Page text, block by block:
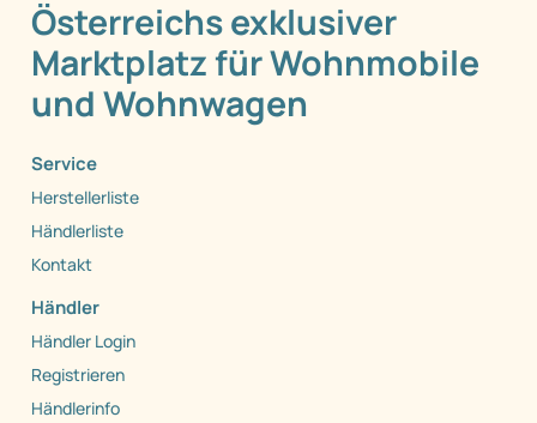
Österreichs exklusiver
Marktplatz für Wohnmobile
und Wohnwagen
Service
Herstellerliste
Händlerliste
Kontakt
Händler
Händler Login
Registrieren
Händlerinfo